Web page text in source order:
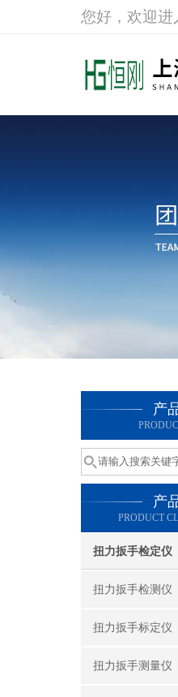
您好，欢迎
产
产
PRODUCT
扭力扳手检定仪
扭力扳手检测仪
扭力扳手标定仪
扭力扳手测量仪